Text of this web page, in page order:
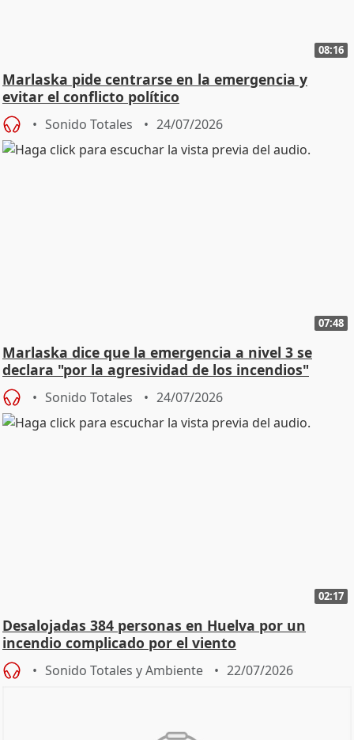
08:16
Marlaska pide centrarse en la emergencia y
evitar el conflicto político
Sonido Totales 24/07/2026
07:48
Marlaska dice que la emergencia a nivel 3 se
declara "por la agresividad de los incendios"
Sonido Totales 24/07/2026
02:17
Desalojadas 384 personas en Huelva por un
incendio complicado por el viento
Sonido Totales y Ambiente 22/07/2026